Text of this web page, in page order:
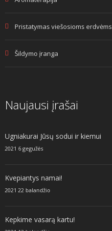
Pristatymas viešosioms erdvėms
Šildymo įranga
Naujausi įrašai
Ugniakurai Jūsų sodui ir kiemui
2021 6 gegužės
Kvepiantys namai!
2021 22 balandžio
Kepkime vasarą kartu!